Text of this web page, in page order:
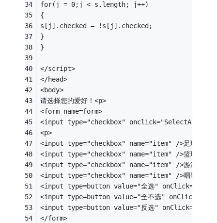
for(j = 0;j < s.length; j++)
{
s[j].checked = !s[j].checked;
}
}
</script>
</head>
<body>
请选择您的爱好！<p>
<form name=form>
<input type="checkbox"
<p>
<input type="checkbox" name="item" />足球
<input type="checkbox" name="item" />篮球
<input type="checkbox" name="item" />游泳
<input type="checkbox" name="item" />唱歌<p>
<input type=button value="全选"
<input type=button value="全不选"
<input type=button value="反选"
</form>